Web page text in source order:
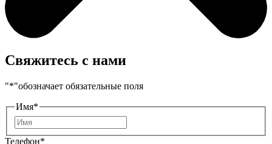
Свяжитесь с нами
"*"обозначает обязательные поля
Имя*
Телефон*